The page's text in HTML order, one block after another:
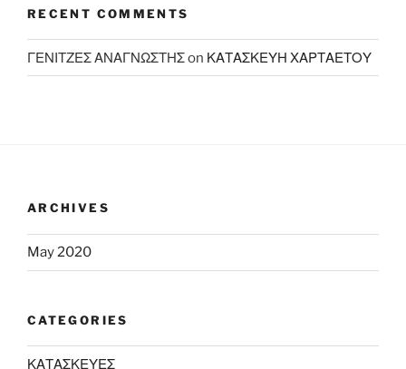
RECENT COMMENTS
ΓΕΝΙΤΖΕΣ ΑΝΑΓΝΩΣΤΗΣon ΚΑΤΑΣΚΕΥΗ ΧΑΡΤΑΕΤΟΥ
ARCHIVES
May 2020
CATEGORIES
ΚΑΤΑΣΚΕΥΕΣ